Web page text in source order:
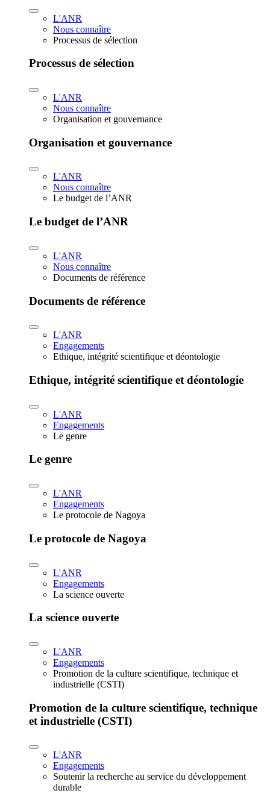
L'ANR
Nous connaître
Processus de sélection
Processus de sélection
L'ANR
Nous connaître
Organisation et gouvernance
Organisation et gouvernance
L'ANR
Nous connaître
Le budget de l’ANR
Le budget de l’ANR
L'ANR
Nous connaître
Documents de référence
Documents de référence
L'ANR
Engagements
Ethique, intégrité scientifique et déontologie
Ethique, intégrité scientifique et déontologie
L'ANR
Engagements
Le genre
Le genre
L'ANR
Engagements
Le protocole de Nagoya
Le protocole de Nagoya
L'ANR
Engagements
La science ouverte
La science ouverte
L'ANR
Engagements
Promotion de la culture scientifique, technique et
industrielle (CSTI)
Promotion de la culture scientifique, technique
et industrielle (CSTI)
L'ANR
Engagements
Soutenir la recherche au service du développement
durable